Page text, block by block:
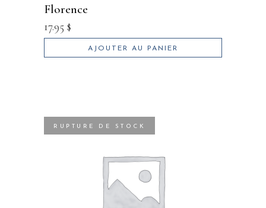
florence
17.95 $
AJOUTER AU PANIER
RUPTURE DE STOCK